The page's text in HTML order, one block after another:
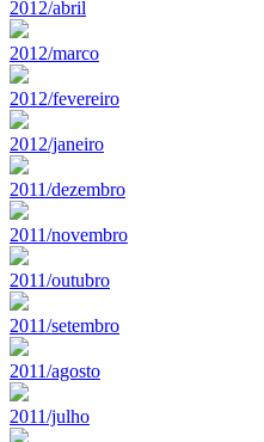
2012/abril
2012/marco
2012/fevereiro
2012/janeiro
2011/dezembro
2011/novembro
2011/outubro
2011/setembro
2011/agosto
2011/julho